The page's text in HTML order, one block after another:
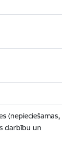
(nepieciešamas,
darbību un